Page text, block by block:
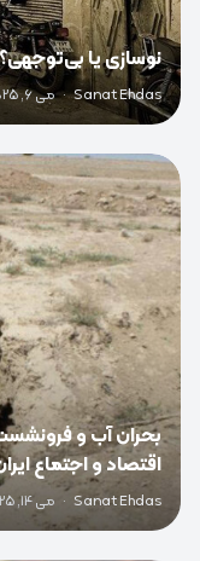
نوسازی یا
Sanat Ehdas
· می 6, 2025
0
بحران آب و
اقتصاد و اجتماع
Sanat Ehdas
· می 14, 2025